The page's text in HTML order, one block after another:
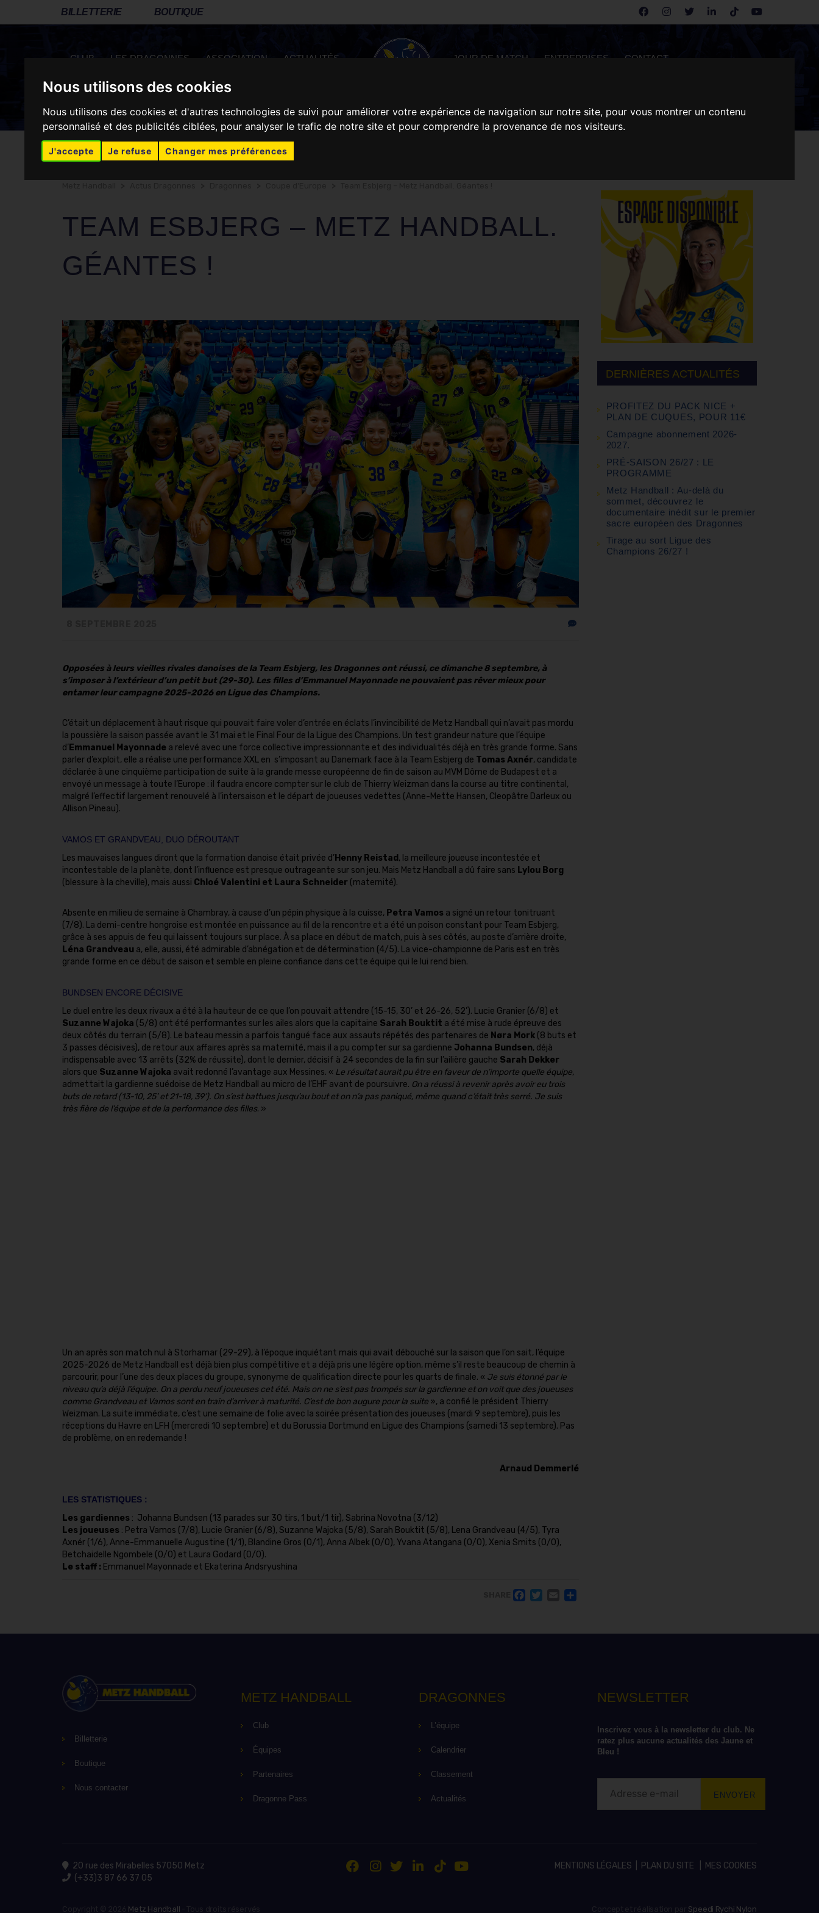
Nous utilisons des cookies
Nous utilisons des cookies et d'autres technologies de suivi pour améliorer votre expérience de navigation sur notre site, pour vous montrer un contenu
personnalisé et des publicités ciblées, pour analyser le trafic de notre site et pour comprendre la provenance de nos visiteurs.
J'accepte Je refuse Changer mes préférences
BILLETTERIE BOUTIQUE
CLUB LES DRAGONNES ASSOCIATION ACTUALITÉS JOUR DE MATCH ENTREPRISES CONTACT
RÉSEAUX SOCIAUX
TEAM ESBJERG – METZ HANDBALL.
GÉANTES !
Opposées à leurs vieilles rivales danoises de la Team Esbjerg, les Dragonnes ont réussi, ce dimanche 8 septembre, à
s’imposer à l’extérieur d’un petit but (29-30). Les filles d’Emmanuel Mayonnade ne pouvaient pas rêver mieux pour
entamer leur campagne 2025-2026 en Ligue des Champions.
C’était un déplacement à haut risque qui pouvait faire voler d’entrée en éclats l’invincibilité de Metz Handball qui n’avait pas mordu
la poussière la saison passée avant le 31 mai et le Final Four de la Ligue des Champions. Un test grandeur nature que l’équipe
d’Emmanuel Mayonnade a relevé avec une force collective impressionnante et des individualités déjà en très grande forme. Sans
parler d’exploit, elle a réalise une performance XXL en s’imposant au Danemark face à la Team Esbjerg de Tomas Axnér, candidate
déclarée à une cinquième participation de suite à la grande messe européenne de fin de saison au MVM Dôme de Budapest et a
envoyé un message à toute l’Europe : il faudra encore compter sur le club de Thierry Weizman dans la course au titre continental,
malgré l’effectif largement renouvelé à l’intersaison et le départ de joueuses vedettes (Anne-Mette Hansen, Cleopâtre Darleux ou
Allison Pineau).
VAMOS ET GRANDVEAU, DUO DÉROUTANT
Les mauvaises langues diront que la formation danoise était privée d’Henny Reistad , la meilleure joueuse incontestée et
incontestable de la planète, dont l’influence est presque outrageante sur son jeu. Mais Metz Handball a dû faire sans Lylou Borg
(blessure à la cheville), mais aussi Chloé Valentini et Laura Schneider (maternité).
Absente en milieu de semaine à Chambray, à cause d’un pépin physique à la cuisse, Petra Vamos a signé un retour tonitruant
(7/8). La demi-centre hongroise est montée en puissance au fil de la rencontre et a été un poison constant pour Team Esbjerg,
grâce à ses appuis de feu qui laissent toujours sur place. À sa place en début de match, puis à ses côtés, au poste d’arrière droite,
Léna Grandveau a, elle, aussi, été admirable d’abnégation et de détermination (4/5). La vice-championne de Paris est en très
grande forme en ce début de saison et semble en pleine confiance dans cette équipe qui le lui rend bien.
BUNDSEN ENCORE DÉCISIVE
Le duel entre les deux rivaux a été à la hauteur de ce que l’on pouvait attendre (15-15, 30’ et 26-26, 52’). Lucie Granier (6/8) et
Suzanne Wajoka (5/8) ont été performantes sur les ailes alors que la capitaine Sarah Bouktit a été mise à rude épreuve des
deux côtés du terrain (5/8). Le bateau messin a parfois tangué face aux assauts répétés des partenaires de Nøra Mork (8 buts et
3 passes décisives), de retour aux affaires après sa maternité, mais il a pu compter sur sa gardienne Johanna Bundsen, déjà
indispensable avec 13 arrêts (32% de réussite), dont le dernier, décisif à 24 secondes de la fin sur l’ailière gauche Sarah Dekker
alors que Suzanne Wajoka avait redonné l’avantage aux Messines. « Le résultat aurait pu être en faveur de n’importe quelle équipe,
admettait la gardienne suédoise de Metz Handball au micro de l’EHF avant de poursuivre. On a réussi à revenir après avoir eu trois
buts de retard (13-10, 25’ et 21-18, 39’). On s’est battues jusqu’au bout et on n’a pas paniqué, même quand c’était très serré. Je suis
très fière de l’équipe et de la performance des filles. »
Un an après son match nul à Storhamar (29-29), à l’époque inquiétant mais qui avait débouché sur la saison que l’on sait, l’équipe
2025-2026 de Metz Handball est déjà bien plus compétitive et a déjà pris une légère option, même s’il reste beaucoup de chemin à
parcourir, pour l’une des deux places du groupe, synonyme de qualification directe pour les quarts de finale. « Je suis étonné par le
niveau qu’a déjà l’équipe. On a perdu neuf joueuses cet été. Mais on ne s’est pas trompés sur la gardienne et on voit que des joueuses
comme Grandveau et Vamos sont en train d’arriver à maturité. C’est de bon augure pour la suite », a confié le président Thierry
Weizman. La suite immédiate, c’est une semaine de folie avec la soirée présentation des joueuses (mardi 9 septembre), puis les
réceptions du Havre en LFH (mercredi 10 septembre) et du Borussia Dortmund en Ligue des Champions (samedi 13 septembre). Pas
de problème, on en redemande !
Arnaud Demmerlé
LES STATISTIQUES :
Les gardiennes : Johanna Bundsen (13 parades sur 30 tirs, 1 but/1 tir), Sabrina Novotna (3/12)
Les joueuses : Petra Vamos (7/8), Lucie Granier (6/8), Suzanne Wajoka (5/8), Sarah Bouktit (5/8), Lena Grandveau (4/5), Tyra
Axnér (1/6), Anne-Emmanuelle Augustine (1/1), Blandine Gros (0/1), Anna Albek (0/0), Yvana Atangana (0/0), Xenia Smits (0/0),
Betchaidelle Ngombele (0/0) et Laura Godard (0/0).
Le staff : Emmanuel Mayonnade et Ekaterina Andsryushina
FACEBOOK
TWITTER
EMAIL
PARTAGER
DERNIÈRES ACTUALITÉS
PROFITEZ DU PACK NICE +
PLAN DE CUQUES, POUR 11€
Campagne abonnement 2026-
2027.
PRÉ-SAISON 26/27 : LE
PROGRAMME
Metz Handball : Au-delà du
sommet, découvrez le
documentaire inédit sur le premier
sacre européen des Dragonnes
Tirage au sort Ligue des
Champions 26/27 !
Billetterie
Boutique
Nous contacter
METZ HANDBALL
Club
Équipes
Partenaires
Dragonne Pass
DRAGONNES
L’équipe
Calendrier
Classement
Actualités
NEWSLETTER
Inscrivez vous à la newsletter du club. Ne
ratez plus aucune actualités des Jaune et
Bleu !
20 rue des Mirabelles 57050 Metz
(+33)3 87 66 37 05
MENTIONS LÉGALES PLAN DU SITE MES COOKIES
Metz Handball Speedi Rychi Nylon